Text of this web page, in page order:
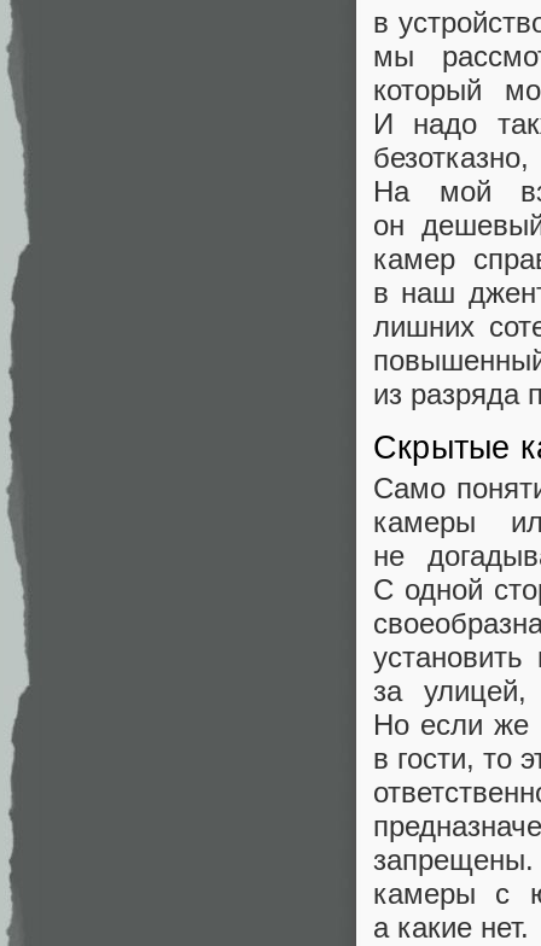
в
мы
который
И надо
На мой
он
камер
в наш
лишних
из разряда
Скрытые
Само
камеры
не
С одной
за
Но если же
в гости, то
камеры с
а какие нет.